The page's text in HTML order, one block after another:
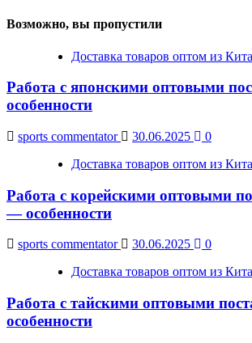
Возможно, вы пропустили
Доставка товаров оптом из
Работа с японскими оптовыми
особенности
sports commentator 30.06.2025
0
Доставка товаров оптом из
Работа с корейскими оптовыми
— особенности
sports commentator 30.06.2025
0
Доставка товаров оптом из
Работа с тайскими оптовыми
особенности